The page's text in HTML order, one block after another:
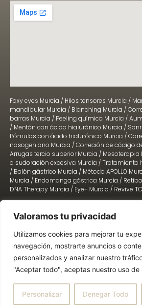
Valoramos tu privacidad
Utilizamos cookies para mejorar tu
navegación, mostrarte anuncios o
personalizados y analizar nuestro
"Aceptar todo", aceptas nuestro uso de
Personalizar Denegar Todo
Foxy eyes Murcia / Hilos tensores Murcia /
mandibular Murcia / Blanching Murcia /
barras Murcia / Peeling químico Murcia /
/ Mentón con ácido hialurónico Murcia /
Pómulos con ácido hialurónico Murcia /
nasogeniano Murcia /Correción de código
Arrugas tercio superior Murcia / Mesoterapia
o sudoración excesiva Murcia /Tratamiento
/ Balón gástrico Murcia / Método APOLLO
Murcia / Endomanga gástrica Murcia /
DNA Therapy Murcia / Eye+ Murcia / Revive
2022 © TODOS LOS DERECHOS
Lead-In Business
BASES LEGALES SORTEOS
POLÍTICAS DE PRIVACIDAD